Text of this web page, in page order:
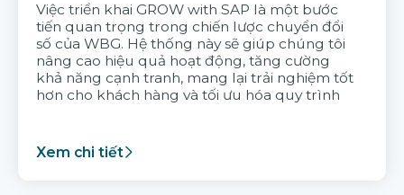
Việc triển khai GROW with SAP là một bước
tiến quan trọng trong chiến lược chuyển đổi
số của WBG. Hệ thống này sẽ giúp chúng tôi
nâng cao hiệu quả hoạt động, tăng cường
khả năng cạnh tranh, mang lại trải nghiệm tốt
hơn cho khách hàng và tối ưu hóa quy trình
Xem chi tiết